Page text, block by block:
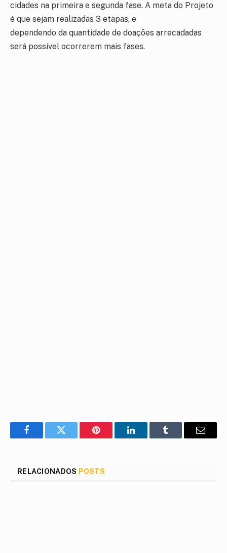
cidades na primeira e segunda fase. A meta do Projeto
é que sejam realizadas 3 etapas, e
dependendo da quantidade de doações arrecadadas
será possível ocorrerem mais fases.
FacebookTwitter Pinterest LinkedInTumblr
E-
RELACIONADOS POSTS